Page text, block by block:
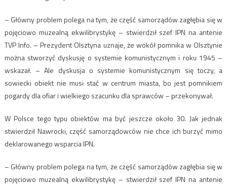
– Główny problem polega na tym, że część samorządów zagłębia się w
pojęciowo muzealną ekwilibrystykę – stwierdził szef IPN na antenie
TVP Info. – Prezydent Olsztyna uznaje, że wokół pomnika w Olsztynie
można stworzyć dyskusję o systemie komunistycznym i roku 1945 –
wskazał. – Ale dyskusja o systemie komunistycznym się toczy, a
sowiecki obiekt nie musi stać w centrum miasta, bo jest pomnikiem
pogardy dla ofiar i wielkiego szacunku dla sprawców – przekonywał.
W Polsce tego typu obiektów ma być jeszcze około 30. Jak jednak
stwierdził Nawrocki, część samorządowców nie chce ich burzyć mimo
deklarowanego wsparcia IPN.
– Główny problem polega na tym, że część samorządów zagłębia się w
pojęciowo muzealną ekwilibrystykę – stwierdził szef IPN na antenie